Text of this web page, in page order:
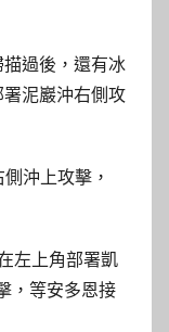
過後，還有冰
泥巖沖右側攻
沖上攻擊，
左上角部署凱
，等安多恩接